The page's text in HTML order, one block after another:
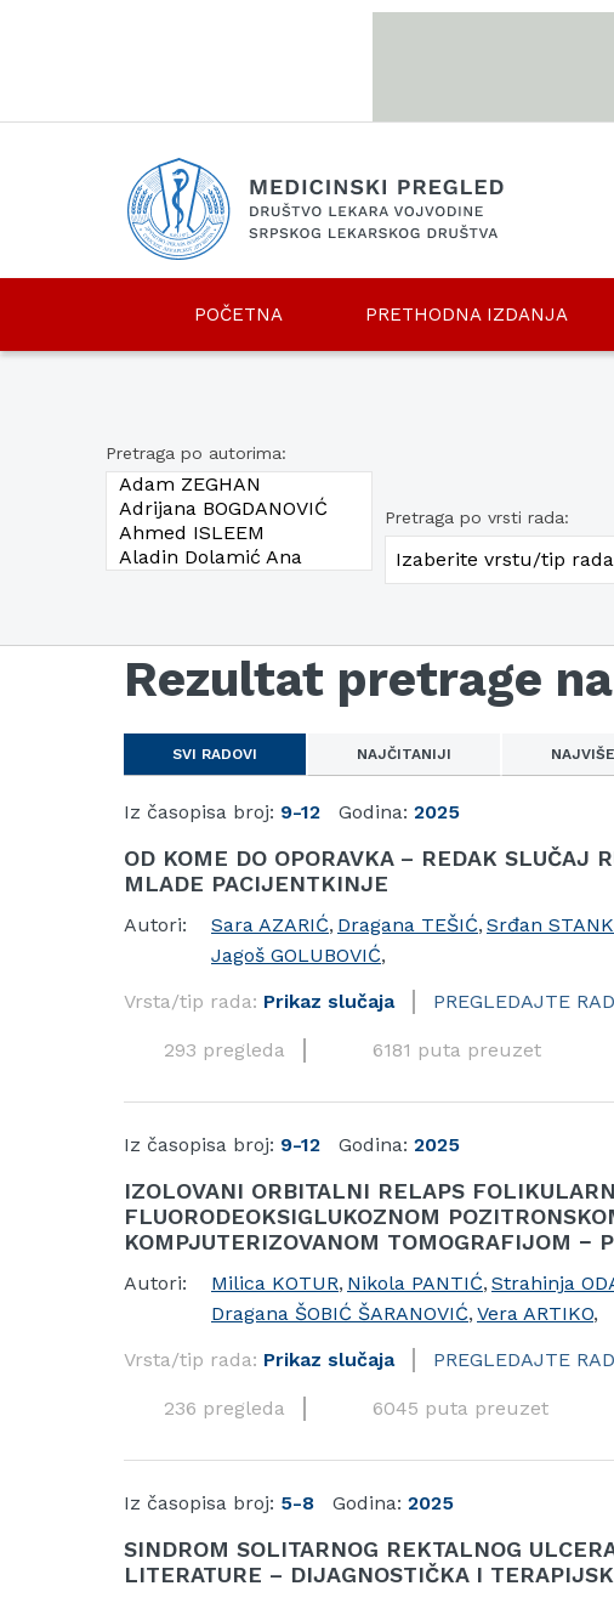
srp eng
POČETNA PRETHODNA IZDANJA
Pretraga po autorima:
Pretraga po vrsti rada:
Rezultat pretrage
SVI RADOVI NAJČITANIJI
Iz časopisa broj: 9-12 Godina: 2025
OD KOME DO OPORAVKA – REDAK SLUČAJ
MLADE PACIJENTKINJE
Autori: Sara AZARIĆ, Dragana TEŠIĆ, Srđan
Jagoš GOLUBOVIĆ,
Vrsta/tip rada: Prikaz slučaja PREGLEDAJTE RAD
293 pregleda 6181 puta preuzet
Iz časopisa broj: 9-12 Godina: 2025
IZOLOVANI ORBITALNI RELAPS
FLUORODEOKSIGLUKOZNOM
KOMPJUTERIZOVANOM TOMOGRAFIJOM −
Autori: Milica KOTUR, Nikola PANTIĆ, Strahinja
Dragana ŠOBIĆ ŠARANOVIĆ, Vera ARTIKO,
Vrsta/tip rada: Prikaz slučaja PREGLEDAJTE RAD
236 pregleda 6045 puta preuzet
Iz časopisa broj: 5-8 Godina: 2025
SINDROM SOLITARNOG REKTALNOG
LITERATURE – DIJAGNOSTIČKA I